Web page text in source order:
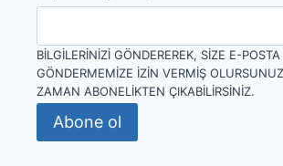
BILGILERINIZI GÖNDEREREK, SIZE E-POSTA
GÖNDERMEMIZE IZIN VERMIŞ
ZAMAN ABONELIKTEN ÇIKABILIRSINIZ.
Abone ol